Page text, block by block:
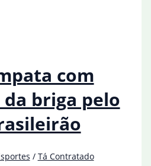
com
da briga pelo
/ Tá Contratado